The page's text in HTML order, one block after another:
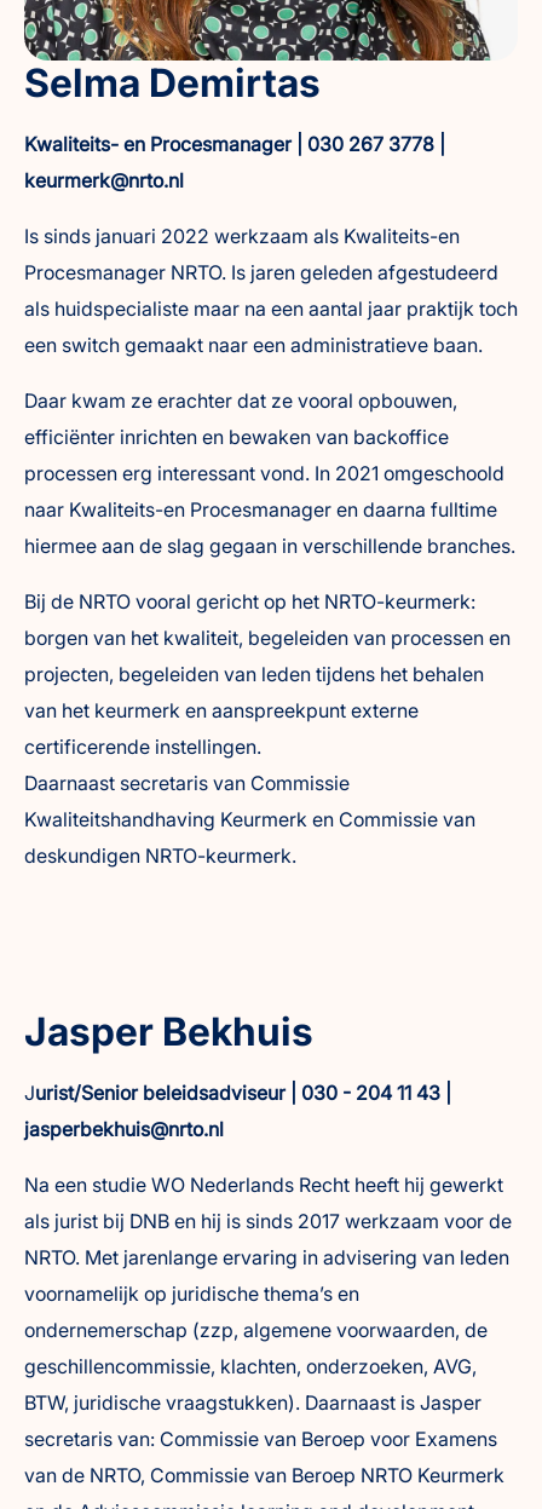
Selma Demirtas
Kwaliteits- en Procesmanager | 030 267 3778 |
keurmerk@nrto.nl
Is sinds januari 2022 werkzaam als Kwaliteits-en
Procesmanager NRTO. Is jaren geleden afgestudeerd
als huidspecialiste maar na een aantal jaar praktijk toch
een switch gemaakt naar een administratieve baan.
Daar kwam ze erachter dat ze vooral opbouwen,
efficiënter inrichten en bewaken van backoffice
processen erg interessant vond. In 2021 omgeschoold
naar Kwaliteits-en Procesmanager en daarna fulltime
hiermee aan de slag gegaan in verschillende branches.
Bij de NRTO vooral gericht op het NRTO-keurmerk:
borgen van het kwaliteit, begeleiden van processen en
projecten, begeleiden van leden tijdens het behalen
van het keurmerk en aanspreekpunt externe
certificerende instellingen.
Daarnaast secretaris van Commissie
Kwaliteitshandhaving Keurmerk en Commissie van
deskundigen NRTO-keurmerk.
Jasper Bekhuis
Jurist/Senior beleidsadviseur | 030 - 204 11 43 |
jasperbekhuis@nrto.nl
Na een studie WO Nederlands Recht heeft hij gewerkt
als jurist bij DNB en hij is sinds 2017 werkzaam voor de
NRTO. Met jarenlange ervaring in advisering van leden
voornamelijk op juridische thema’s en
ondernemerschap (zzp, algemene voorwaarden, de
geschillencommissie, klachten, onderzoeken, AVG,
BTW, juridische vraagstukken). Daarnaast is Jasper
secretaris van: Commissie van Beroep voor Examens
van de NRTO, Commissie van Beroep NRTO Keurmerk